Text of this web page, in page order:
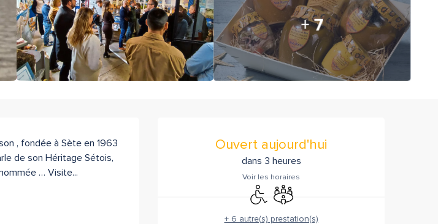
+ 7
Ouverture et coordonnées
Ouvert aujourd'hui
dans 3 heures
Voir les horaires
Accès handicapés
Salle de réunion
+ 6 autre(s) prestation(s)
, fondée à Sète en 1963
de son Héritage Sétois,
… Visite...